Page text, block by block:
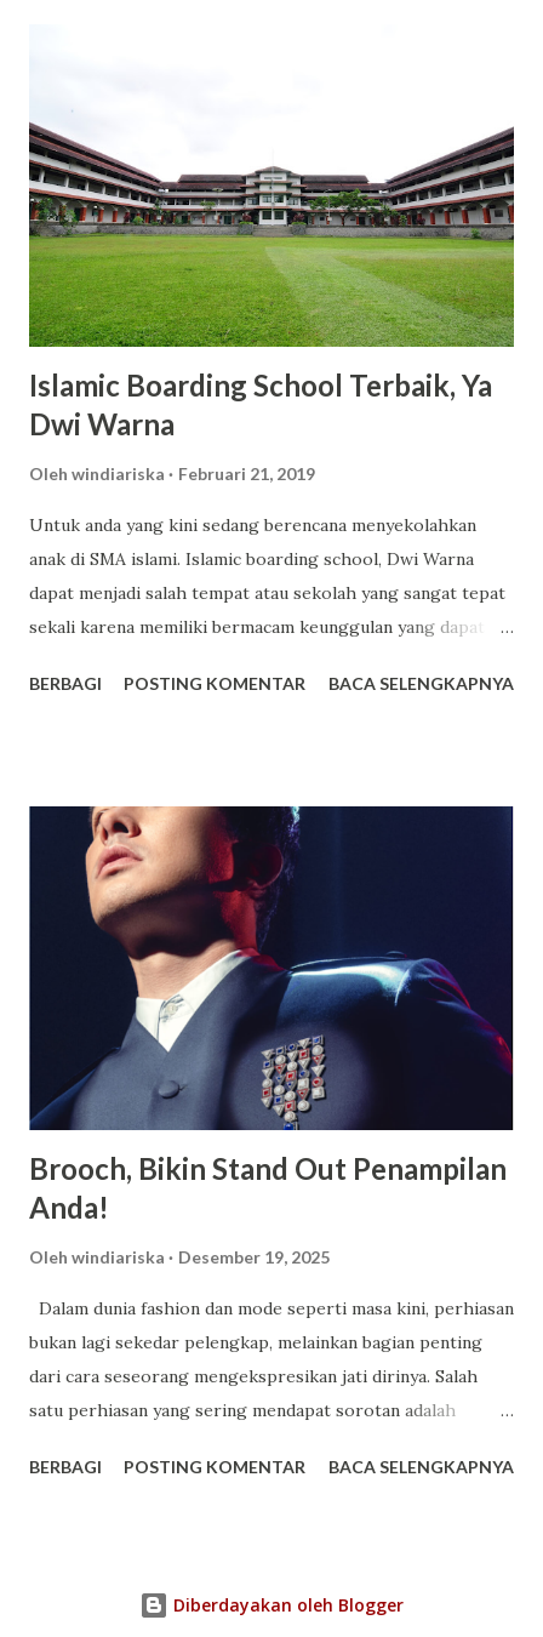
harga tersebut, kamu sudah mendapatkan produk
berkualitas dengan manfaat maksimal. 2. Varian Aroma yang
Memikat dan Tahan Lama Scarlett menawarkan berbagai
varian aroma yang tidak hanya menyegarkan, tetapi juga
tahan lama. Varian seperti Romansa, Charming, dan Freshy
menjadi favorit banyak pengguna karena wanginya yang
elegan dan tidak mengganggu. 3. Kandungan Glutat...
Islamic Boarding School Terbaik, Ya
Dwi Warna
Oleh windiariska Februari 21, 2019
Untuk anda yang kini sedang berencana menyekolahkan
anak di SMA islami. Islamic boarding school, Dwi Warna
dapat menjadi salah tempat atau sekolah yang sangat tepat
sekali karena memiliki bermacam keunggulan yang dapat
sekolah anak. Dwi Warna sendiri ialah sekolah yang
yang sekolah di tempat tersebut. Bagi yang berencana
untuk menyekolahkan anaknya di tempat tersebut berikut
akan saya paparkan beberapa keunggulannya. Fasilitas
Modern dan Lengkap, Selain memiliki suatu asrama yang
luas dan juga nyaman untuk ditempati oleh para siswa
maupun siswi, terdapat berbagai macam fasilitas lainnya
yang juga dimiliki oleh SMA Dwi Warna untuk menunjang
kegiatan belajar siswa. SMA Dwi Warna pun ialah suatu
sekolah yang memiliki area sangat luas serta memiliki l...
BERBAGI POSTING KOMENTAR BACA SELENGKAPNYA
Brooch, Bikin Stand Out Penampilan
Anda!
Oleh windiariska Desember 19, 2025
Dalam dunia fashion dan mode seperti masa kini, perhiasan
bukan lagi sekedar pelengkap, melainkan bagian penting
dari cara seseorang mengekspresikan jati dirinya. Salah
satu perhiasan yang sering mendapat sorotan adalah
memberikan dampak besar pada penampilan Anda. Memakai
artistik yang matang, memadukan kemewahan berlian
BERBAGI POSTING KOMENTAR BACA SELENGKAPNYA
Diberdayakan oleh Blogger